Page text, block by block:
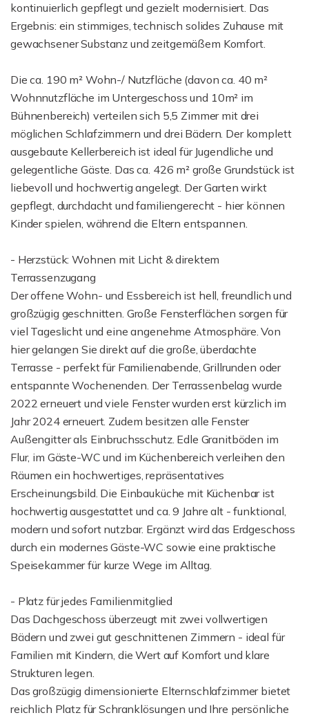
kontinuierlich gepflegt und gezielt modernisiert. Das
Ergebnis: ein stimmiges, technisch solides Zuhause mit
gewachsener Substanz und zeitgemäßem Komfort.
Die ca. 190 m² Wohn-/ Nutzfläche (davon ca. 40 m²
Wohnnutzfläche im Untergeschoss und 10m² im
Bühnenbereich) verteilen sich 5,5 Zimmer mit drei
möglichen Schlafzimmern und drei Bädern. Der komplett
ausgebaute Kellerbereich ist ideal für Jugendliche und
gelegentliche Gäste. Das ca. 426 m² große Grundstück ist
liebevoll und hochwertig angelegt. Der Garten wirkt
gepflegt, durchdacht und familiengerecht - hier können
Kinder spielen, während die Eltern entspannen.
- Herzstück: Wohnen mit Licht & direktem
Terrassenzugang
Der offene Wohn- und Essbereich ist hell, freundlich und
großzügig geschnitten. Große Fensterflächen sorgen für
viel Tageslicht und eine angenehme Atmosphäre. Von
hier gelangen Sie direkt auf die große, überdachte
Terrasse - perfekt für Familienabende, Grillrunden oder
entspannte Wochenenden. Der Terrassenbelag wurde
2022 erneuert und viele Fenster wurden erst kürzlich im
Jahr 2024 erneuert. Zudem besitzen alle Fenster
Außengitter als Einbruchsschutz. Edle Granitböden im
Flur, im Gäste-WC und im Küchenbereich verleihen den
Räumen ein hochwertiges, repräsentatives
Erscheinungsbild. Die Einbauküche mit Küchenbar ist
hochwertig ausgestattet und ca. 9 Jahre alt - funktional,
modern und sofort nutzbar. Ergänzt wird das Erdgeschoss
durch ein modernes Gäste-WC sowie eine praktische
Speisekammer für kurze Wege im Alltag.
- Platz für jedes Familienmitglied
Das Dachgeschoss überzeugt mit zwei vollwertigen
Bädern und zwei gut geschnittenen Zimmern - ideal für
Familien mit Kindern, die Wert auf Komfort und klare
Strukturen legen.
Das großzügig dimensionierte Elternschlafzimmer bietet
reichlich Platz für Schranklösungen und Ihre persönliche